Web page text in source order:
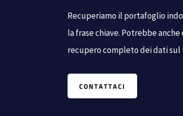
Recuperiamo il portafoglio
la frase chiave. Potrebbe
recupero completo dei dati sul
CONTATTACI